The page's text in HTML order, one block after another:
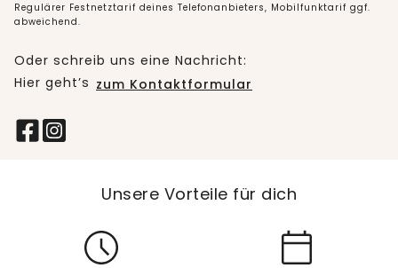
Regulärer Festnetztarif deines Telefonanbieters, Mobilfunktarif ggf.
abweichend.
Oder schreib uns eine Nachricht:
Hier geht’s zum Kontaktformular
Unsere Vorteile für dich